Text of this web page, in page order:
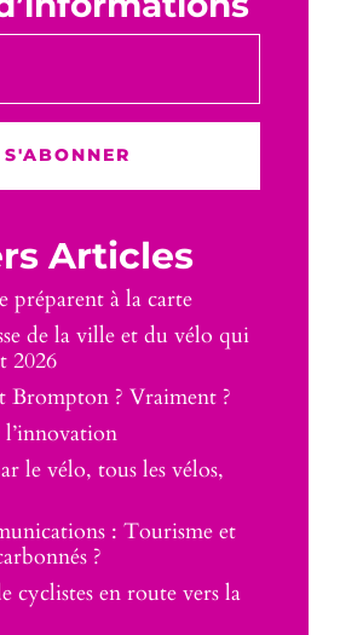
S'ABONNER
Articles
préparent à la carte
de la ville et du vélo qui
2026
Brompton ? Vraiment ?
le vélo, tous les vélos,
: Tourisme et
?
cyclistes en route vers la